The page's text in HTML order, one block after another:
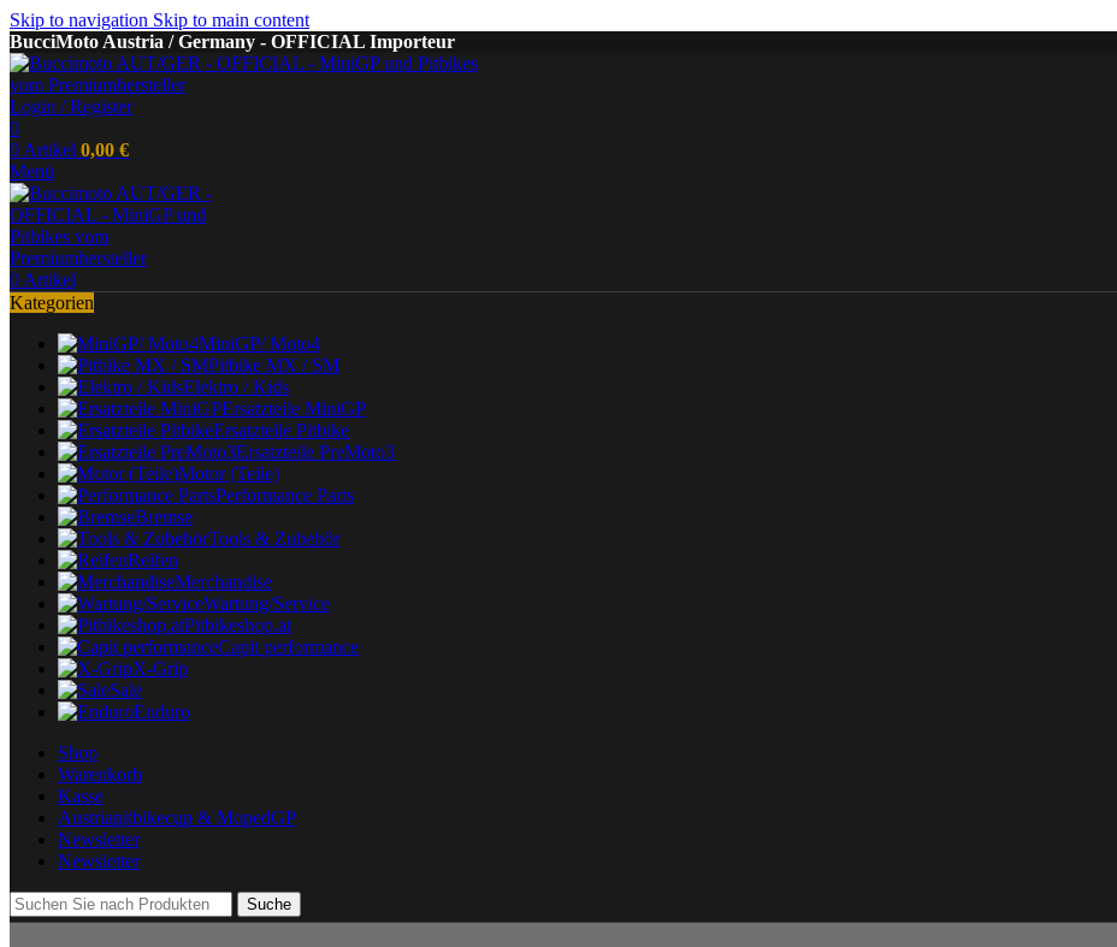
Skip to navigation Skip to main content
BucciMoto Austria / Germany - OFFICIAL Importeur
Login / Register
0
0 Artikel 0,00 €
Menü
0 Artikel
Kategorien
MiniGP/ Moto4
Pitbike MX / SM
Elektro / Kids
Ersatzteile MiniGP
Ersatzteile Pitbike
Ersatzteile PreMoto3
Motor (Teile)
Performance Parts
Bremse
Tools & Zubehör
Reifen
Merchandise
Wartung/Service
Pitbikeshop.at
Capit performance
X-Grip
Sale
Enduro
Shop
Warenkorb
Kasse
Austriapitbikecup & MopedGP
Newsletter
Newsletter
Suche